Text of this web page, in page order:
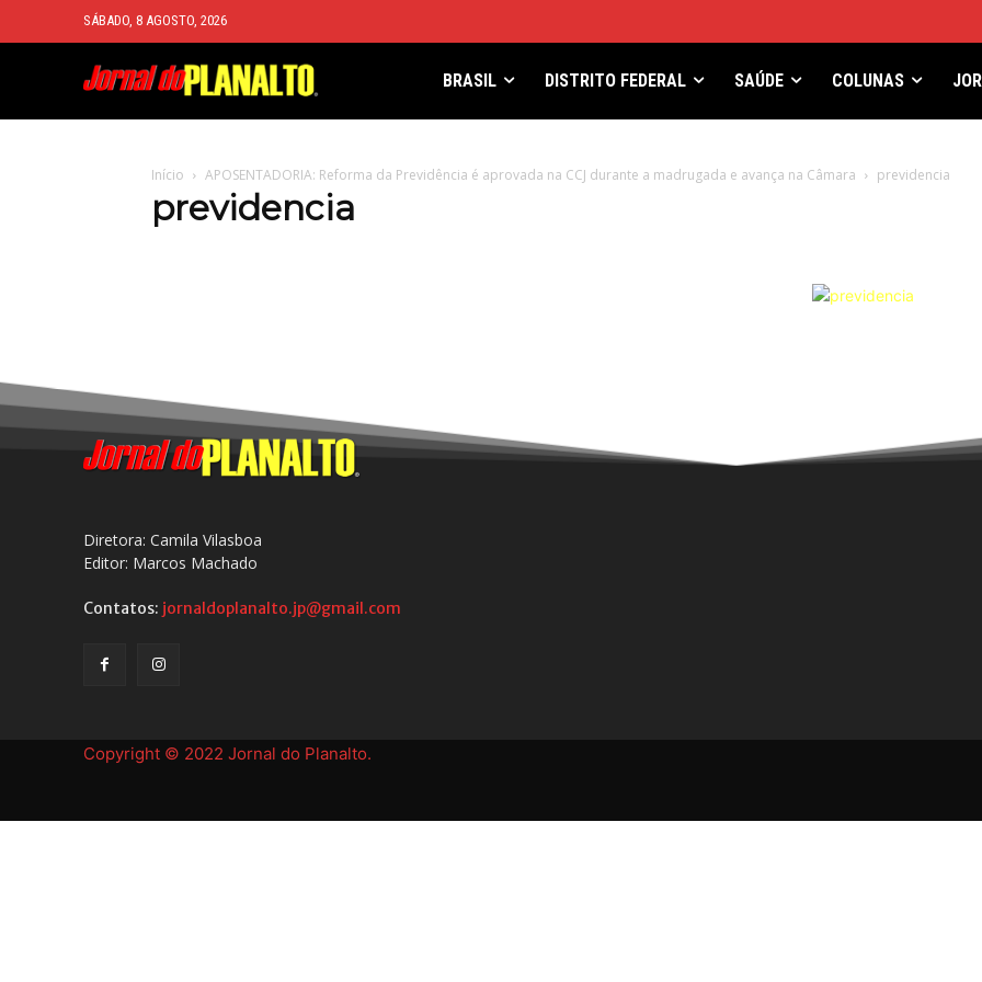
SÁBADO, 8 AGOSTO, 2026
BRASIL DISTRITO FEDERAL SAÚDE COLUNAS
Início APOSENTADORIA: Reforma da Previdência é aprovada na CCJ durante a madrugada e avança na Câmara previdencia
previdencia
Diretora: Camila Vilasboa
Editor: Marcos Machado
Contatos: jornaldoplanalto.jp@gmail.com
Copyright © 2022 Jornal do Planalto.